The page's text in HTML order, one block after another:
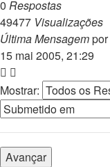
0 Respostas
49477 Visualizações
Última Mensagempor
15 mai 2005, 21:29
Mostrar: